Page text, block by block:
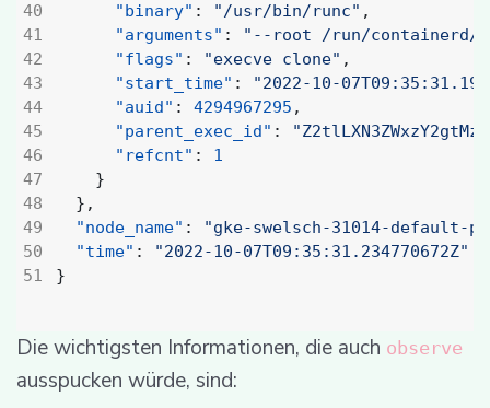
44
"binary" : "/usr/bin/runc" ,
"arguments" :
"--root /run/containerd/
"flags" : "execve clone" ,
"start_time" :
"2022-10-
"auid" : 4294967295 ,
"parent_exec_id" :
"refcnt" :
1
}
},
"node_name" :
"gke-swelsch-31014-default-
"time" :
"2022-10-07T09:35:31.234770672Z"
}
Die wichtigsten Informationen, die auch observe
ausspucken würde, sind: